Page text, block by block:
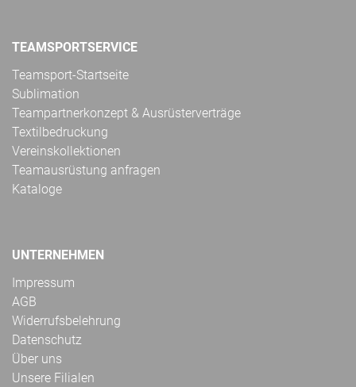
TEAMSPORTSERVICE
Teamsport-Startseite
Sublimation
Teampartnerkonzept & Ausrüsterverträge
Textilbedruckung
Vereinskollektionen
Teamausrüstung anfragen
Kataloge
UNTERNEHMEN
Impressum
AGB
Widerrufsbelehrung
Datenschutz
Über uns
Unsere Filialen